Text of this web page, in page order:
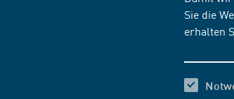
Sie die
erhalten